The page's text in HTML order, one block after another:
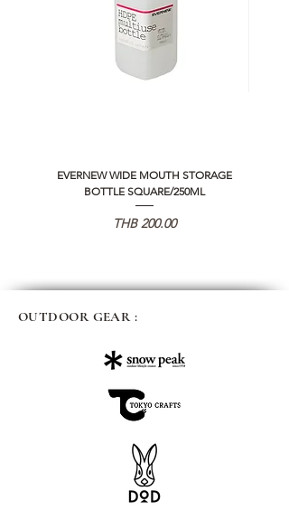
EVERNEW WIDE MOUTH STORAGE
BOTTLE SQUARE/250ML
価格
THB 200.00
OUTDOOR GEAR :